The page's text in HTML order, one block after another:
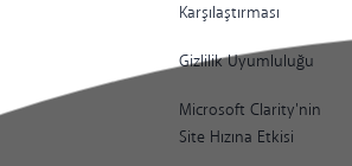
Karşılaştırması
Gizlilik Uyumluluğu
Microsoft Clarity'nin
Site Hızına Etkisi